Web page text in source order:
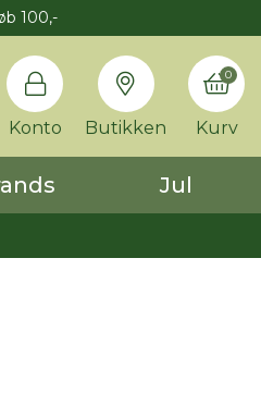
100,-
Konto Butikken Kurv
0
Jul